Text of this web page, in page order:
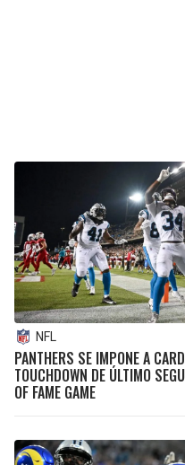
NFL
PANTHERS SE IMPONE A
TOUCHDOWN DE ÚLTIMO
OF FAME GAME